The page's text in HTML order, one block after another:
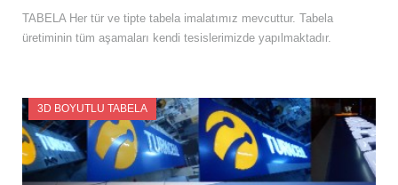
TABELA Her tür ve tipte tabela imalatımız mevcuttur. Tabela
üretiminin tüm aşamaları kendi tesislerimizde yapılmaktadır.
3D BOYUTLU TABELA